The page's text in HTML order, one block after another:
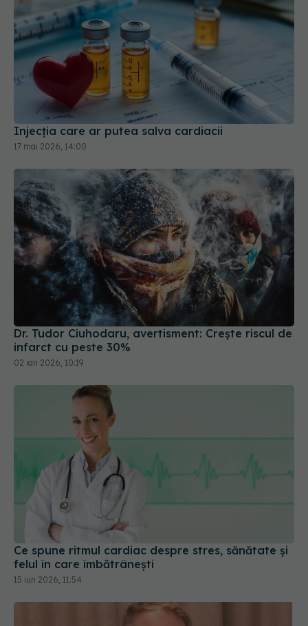
Injecția care ar putea salva cardiacii
17 mai 2026, 14:00
Dr. Tudor Ciuhodaru, avertisment: Crește riscul de
infarct cu peste 30%
02 ian 2026, 10:19
Ce spune ritmul cardiac despre stres, sănătate și
felul în care îmbătrânești
15 iun 2026, 11:54